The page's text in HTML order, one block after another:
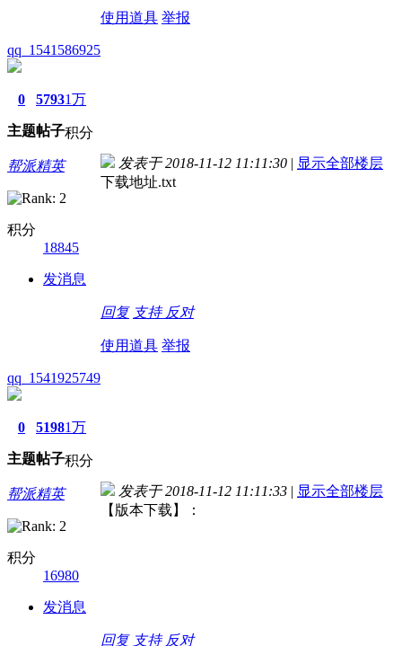
使用道具 举报
qq_1541586925
0
主题
5793
帖子
1万
积分
帮派精英
积分
18845
发消息
发表于 2018-11-12 11:11:30 | 显示全部楼层
下载地址.txt
回复 支持 反对
使用道具 举报
qq_1541925749
0
主题
5198
帖子
1万
积分
帮派精英
积分
16980
发消息
发表于 2018-11-12 11:11:33 | 显示全部楼层
【版本下载】：
回复 支持 反对